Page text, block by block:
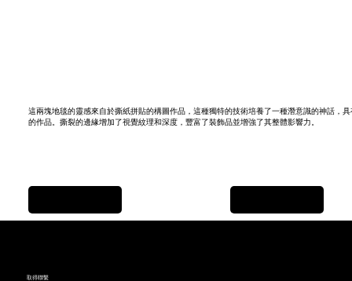
這兩塊地毯的靈感來自於撕紙拼貼的構圖作品，這種獨特的技術培養了一種潛意識的神話，
的作品。撕裂的邊緣增加了視覺紋理和深度，豐富了裝飾品並增強了其整體影響力。
取得聯繫